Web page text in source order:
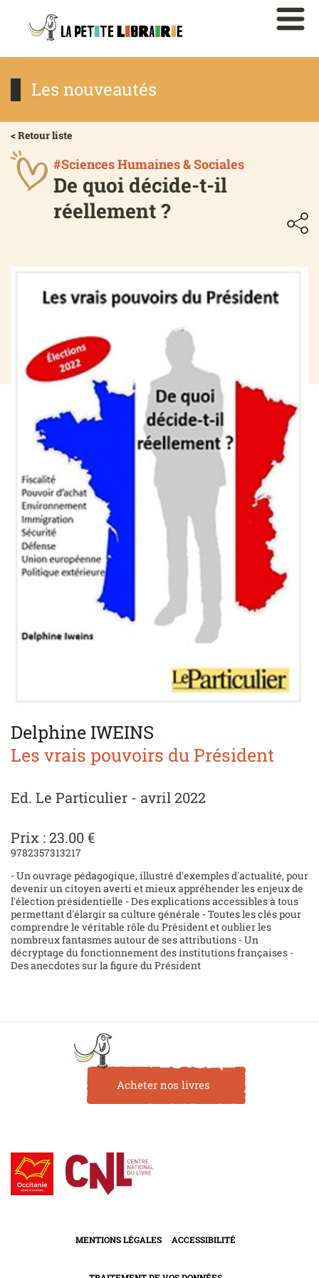
Les nouveautés
< Retour liste
#Sciences Humaines & Sociales
De quoi décide-t-il
réellement ?
Delphine IWEINS
Les vrais pouvoirs du Président
Ed. Le Particulier - avril 2022
Prix : 23.00 €
9782357313217
- Un ouvrage pédagogique, illustré d'exemples d'actualité, pour
devenir un citoyen averti et mieux appréhender les enjeux de
l'élection présidentielle - Des explications accessibles à tous
permettant d'élargir sa culture générale - Toutes les clés pour
comprendre le véritable rôle du Président et oublier les
nombreux fantasmes autour de ses attributions - Un
décryptage du fonctionnement des institutions françaises -
Des anecdotes sur la figure du Président
Acheter nos livres
MENTIONS LÉGALES ACCESSIBILITÉ